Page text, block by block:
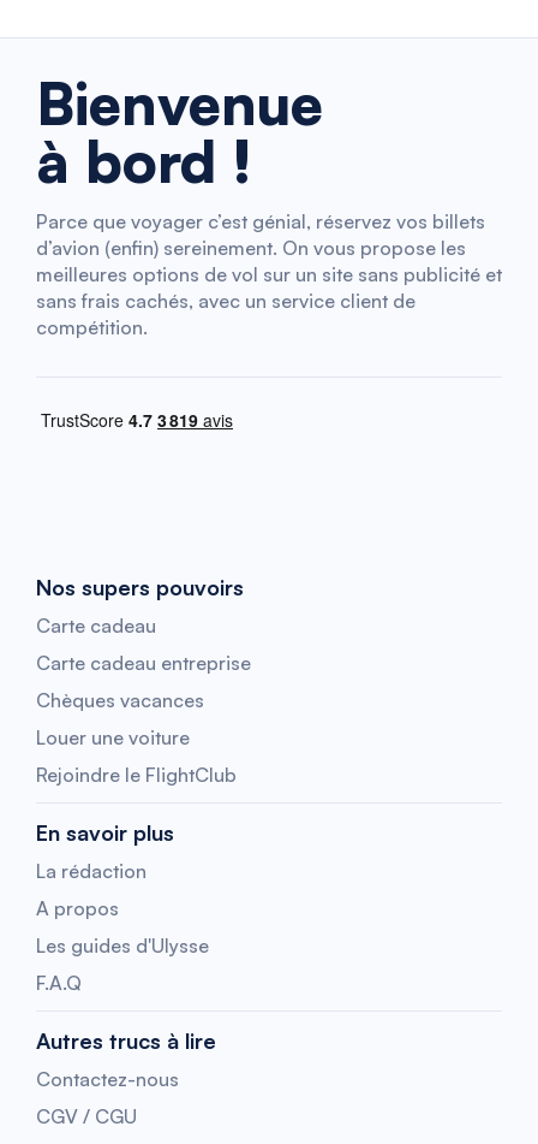
Bienvenue
à bord !
Parce que voyager c’est génial, réservez vos billets
d’avion (enfin) sereinement. On vous propose les
meilleures options de vol sur un site sans publicité et
sans frais cachés, avec un service client de
compétition.
Nos supers pouvoirs
Carte cadeau
Carte cadeau entreprise
Chèques vacances
Louer une voiture
Rejoindre le FlightClub
En savoir plus
La rédaction
A propos
Les guides d'Ulysse
F.A.Q
Autres trucs à lire
Contactez-nous
CGV / CGU